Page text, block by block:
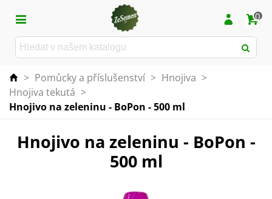
0
> Pomůcky a příslušenství > Hnojiva >
Hnojiva tekutá >
Hnojivo na zeleninu - BoPon - 500 ml
Hnojivo na zeleninu - BoPon -
500 ml